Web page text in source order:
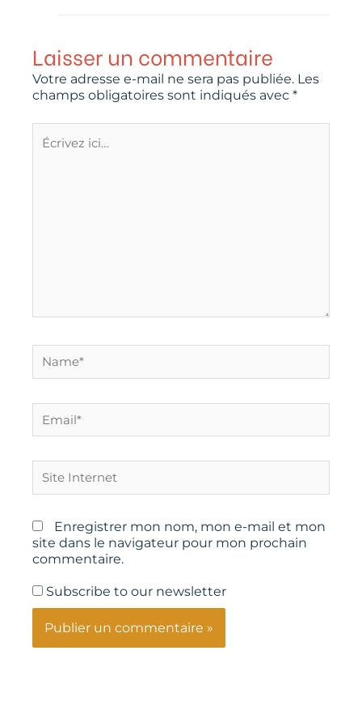
Laisser un commentaire
Votre adresse e-mail ne sera pas publiée. Les
champs obligatoires sont indiqués avec *
ici…
Internet
Enregistrer mon nom, mon e-mail et mon
site dans le navigateur pour mon prochain
commentaire.
Subscribe to our newsletter